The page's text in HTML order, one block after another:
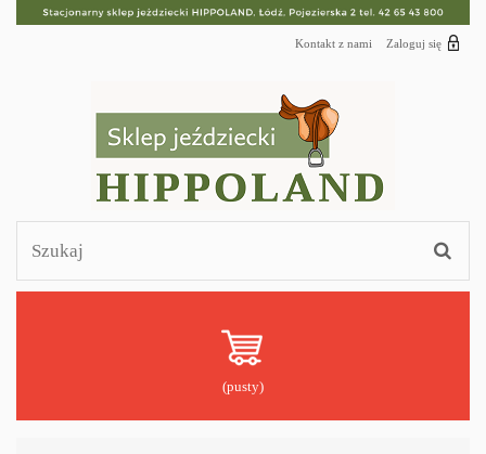
Zaloguj się
Kontakt z nami
(pusty)